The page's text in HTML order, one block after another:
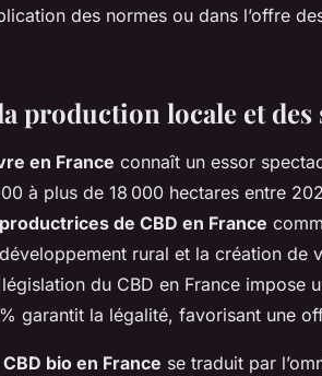
des normes ou dans l’offre
production locale et des
en France connaît un essor
à plus de 18 000 hectares entre
de CBD en France
rural et la création de
du CBD en France impose
garantit la légalité, favorisant une
CBD bio en France se traduit par